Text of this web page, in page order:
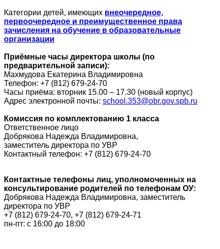
Категории детей, имеющих внеочередное,
первоочередное и преимущественное права
зачисления на обучение в образовательные
организации
Приёмные часы директора школы (по
предварительной записи):
Махмудова Екатерина Владимировна
Телефон: +7 (812) 679-24-70
Часы приёма: вторник 15.00 – 17.30 (новый корпус)
Адрес электронной почты: school .353@obr.gov.spb.ru
Комиссия по комплектованию 1 класса
Ответственное лицо
Добрякова Надежда Владимировна,
заместитель директора по УВР
Контактный телефон: +7 (812) 679-24-70
Контактные телефоны лиц, уполномоченных на
консультирование родителей по телефонам ОУ:
Добрякова Надежда Владимировна, заместитель
директора по УВР
+7 (812) 679-24-70, +7 (812) 679-24-71
пн-пт: с 16:00 до 18:00